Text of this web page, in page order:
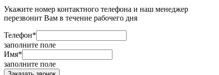
Укажите номер контактного телефона и наш менеджер
перезвонит Вам в течение рабочего дня
Телефон*
заполните поле
Имя*
заполните поле